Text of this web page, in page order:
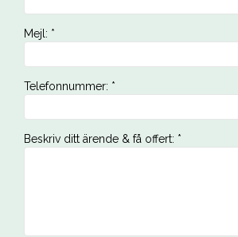
Mejl : *
Telefonnummer: *
Beskriv ditt ärende & få offert: *